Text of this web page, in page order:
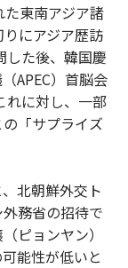
た東南アジア諸
にアジア歴訪
した後、韓国慶
APEC）首脳会
れに対し、一部
「サプライズ
北朝鮮外交ト
務省の招待で
ピョンヤン）
能性が低いと